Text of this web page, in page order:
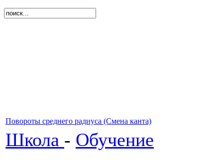
Повороты среднего радиуса (Смена канта)
Школа - Обучение